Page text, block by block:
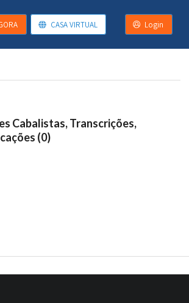
CASA VIRTUAL Login
Cabalistas, Transcrições,
(0)